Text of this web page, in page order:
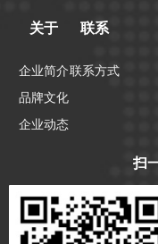
关于
企业简介
品牌文化
企业动态
联系
联系方式
扫